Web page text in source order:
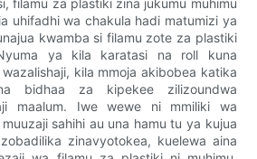
uhifadhi wa chakula hadi matumizi ya
kwamba si filamu zote za plastiki
ya kila karatasi na roll kuna
kila mmoja akibobea katika
bidhaa za kipekee zilizoundwa
maalum. Iwe wewe ni mmiliki wa
sahihi au una hamu tu ya kujua
zinavyotokea, kuelewa aina